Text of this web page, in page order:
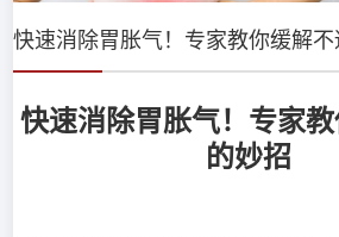
快速消除胃胀气！专家教你缓解
快速消除胃胀气！专家
的妙招